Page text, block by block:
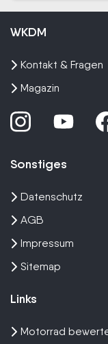
WKDM
Kontakt & Fragen
Magazin
Sonstiges
Datenschutz
AGB
Impressum
Sitemap
Links
Motorrad